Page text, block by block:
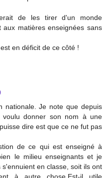
de les tirer d'un monde
matières enseignées sans
en déficit de ce côté !
nationale. Je note que depuis
donner son nom à une
dire est que ce ne fut pas
de ce qui est enseigné à
le milieu enseignants et je
en classe, soit ils ont
à autre chose.Est-il utile